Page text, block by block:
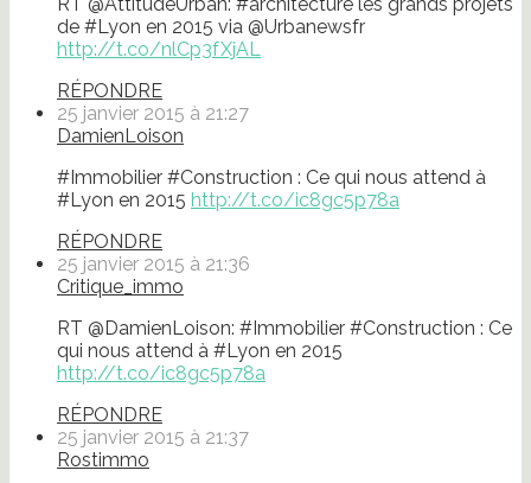
de #Lyon en 2015 via @Urbanewsfr
http://t.co/nlCp3fXjAL
RÉPONDRE
25 janvier 2015 à 21:27
DamienLoison
#Immobilier #Construction : Ce qui nous attend à
#Lyon en 2015 http://t.co/ic8gc5p78a
RÉPONDRE
25 janvier 2015 à 21:36
Critique_immo
RT @DamienLoison: #Immobilier #Construction : Ce
qui nous attend à #Lyon en 2015
http://t.co/ic8gc5p78a
RÉPONDRE
25 janvier 2015 à 21:37
Rostimmo